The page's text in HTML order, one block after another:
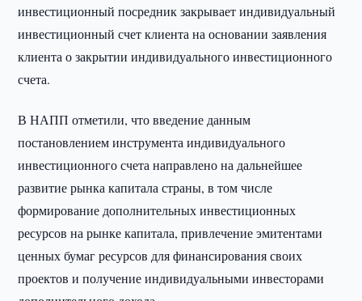
инвестиционный посредник закрывает индивидуальный
инвестиционный счет клиента на основании заявления
клиента о закрытии индивидуального инвестиционного
счета.
В НАПП отметили, что введение данным
постановлением инструмента индивидуального
инвестиционного счета направлено на дальнейшее
развитие рынка капитала страны, в том числе
формирование дополнительных инвестиционных
ресурсов на рынке капитала, привлечение эмитентами
ценных бумаг ресурсов для финансирования своих
проектов и получение индивидуальными инвесторами